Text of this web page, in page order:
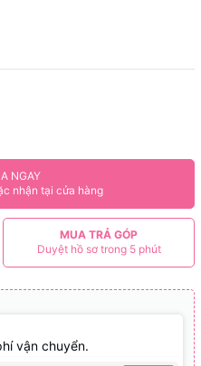
NGAY
nhận tại cửa hàng
MUA TRẢ GÓP
Duyệt hồ sơ trong 5 phút
vận chuyển.